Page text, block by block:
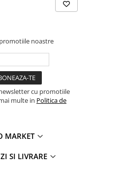
noastre
cu promotiile
multe in Politica de
MARKET
SI LIVRARE